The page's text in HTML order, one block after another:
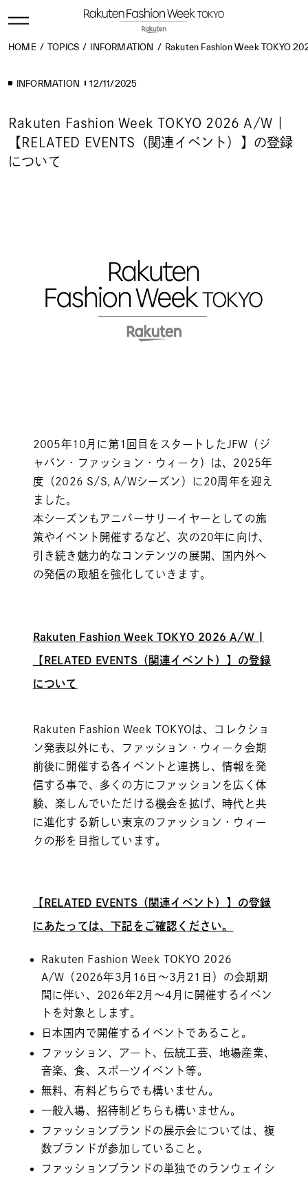
HOME TOPICS INFORMATION Rakuten Fashion Week TOKYO
INFORMATION 12/11/2025
Rakuten Fashion Week TOKYO 2026 A/W |
【RELATED EVENTS（関連イベント）】の登録
について
2005年10月に第1回目をスタートしたJFW（ジ
ャパン・ファッション・ウィーク）は、2025年
度（2026 S/S, A/Wシーズン）に20周年を迎え
ました。
本シーズンもアニバーサリーイヤーとしての施
策やイベント開催するなど、次の20年に向け、
引き続き魅力的なコンテンツの展開、国内外へ
の発信の取組を強化していきます。
Rakuten Fashion Week TOKYO 2026 A/W |
【RELATED EVENTS（関連イベント）】の登録
について
Rakuten Fashion Week TOKYOは、コレクショ
ン発表以外にも、ファッション・ウィーク会期
前後に開催する各イベントと連携し、情報を発
信する事で、多くの⽅にファッションを広く体
験、楽しんでいただける機会を拡げ、時代と共
に進化する新しい東京のファッション・ウィー
クの形を目指しています。
【RELATED EVENTS（関連イベント）】の登録
にあたっては、下記をご確認ください。
Rakuten Fashion Week TOKYO 2026
A/W（2026年3月16日～3月21日）の会期期
間に伴い、2026年2月～4月に開催するイベン
トを対象とします。
日本国内で開催するイベントであること。
ファッション、アート、伝統工芸、地場産業、
音楽、食、スポーツイベント等。
無料、有料どちらでも構いません。
一般入場、招待制どちらも構いません。
ファッションブランドの展示会については、複
数ブランドが参加していること。
ファッションブランドの単独でのランウェイシ